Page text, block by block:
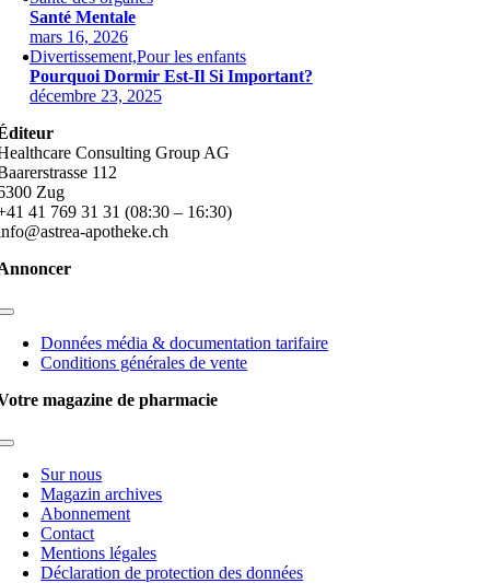
Santé Mentale
mars 16, 2026
Divertissement,Pour les enfants
Pourquoi Dormir Est-Il Si Important?
décembre 23, 2025
Consulting Group AG
112
Zug
41 769 31 31 (08:30 – 16:30)
apotheke.ch
Toggle
NavigationDonnées média & documentation tarifaire
Conditions générales de vente
magazine de pharmacie
Toggle
NavigationSur nous
Magazin archives
Abonnement
Contact
Mentions légales
Déclaration de protection des données